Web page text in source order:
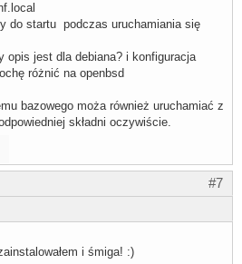
do startu podczas uruchamiania się
opis jest dla debiana? i konfiguracja
różnić na openbsd
bazowego moża również uruchamiać z
składni oczywiście.
#7
i śmiga! :)